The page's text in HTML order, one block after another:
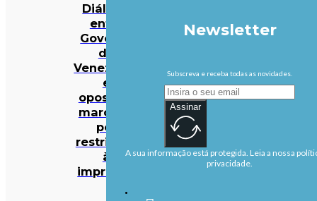
Diálogo
entre
Governo
da
Venezuela
e
oposição
marcado
por
restrições
à
imprensa
Newsletter
Subscreva e receba todas as novidades.
Assinar
A sua informação está protegida. Leia a nossa
privacidade.